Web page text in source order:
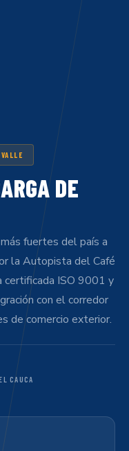
DE
fuertes del país a
la Autopista del Café
certificada ISO 9001 y
con el corredor
de comercio exterior.
CAUCA